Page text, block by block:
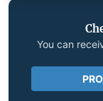
You can